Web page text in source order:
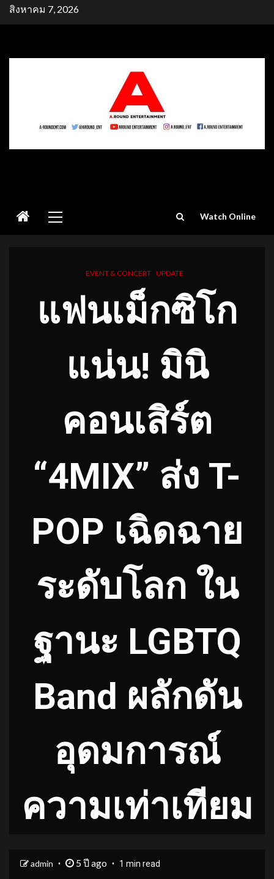
Skipสิงหาคม 7, 2026
Menu
Watch Online
EVENT & CONCERT UPDATE
แฟนเม็กซิโก
แน่น! มินิ
คอนเสิร์ต
“4MIX” ส่ง T-
POP เฉิดฉาย
ระดับโลก ใน
ฐานะ LGBTQ
Band ผลักดัน
อุดมการณ์
ความเท่าเทียม
admin 5 ปี ago 1 min read